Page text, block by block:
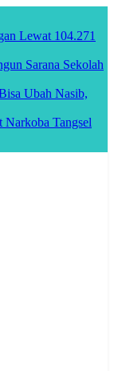
Lewat 104.271
Sarana Sekolah
Ubah Nasib,
Narkoba Tangsel